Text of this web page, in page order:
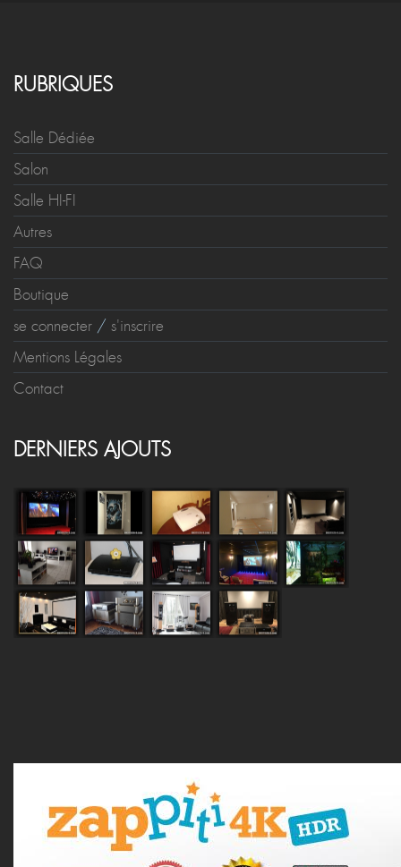
RUBRIQUES
Salle Dédiée
Salon
Salle HI-FI
Autres
FAQ
Boutique
se connecter / s'inscrire
Mentions Légales
Contact
DERNIERS AJOUTS